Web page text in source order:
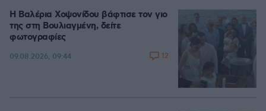
Η Βαλέρια Χοψονίδου βάφτισε τον γιο
της στη Βουλιαγμένη, δείτε
φωτογραφίες
09.08.2026, 09:44 12